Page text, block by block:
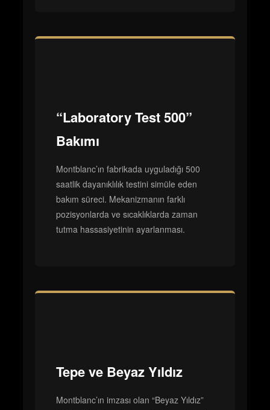
“Laboratory Test 500”
Bakımı
Montblanc’ın fabrikada uyguladığı 500
saatlik dayanıklılık testini simüle eden
bakım süreci. Mekanizmanın farklı
pozisyonlarda ve sıcaklıklarda zaman
tutma hassasiyetinin ayarlanması.
Tepe ve Beyaz Yıldız
Montblanc’ın imzası olan “Beyaz Yıldız”